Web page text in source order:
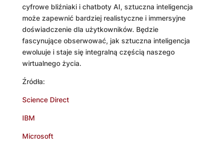
cyfrowe bliźniaki i chatboty AI, sztuczna inteligencja
może zapewnić bardziej realistyczne i immersyjne
doświadczenie dla użytkowników. Będzie
fascynujące obserwować, jak sztuczna inteligencja
ewoluuje i staje się integralną częścią naszego
wirtualnego życia.
Źródła:
Science Direct
IBM
Microsoft